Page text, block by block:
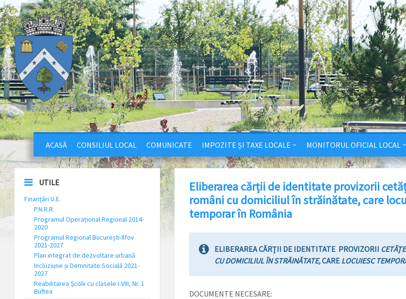
ACASĂ CONSILIUL LOCAL COMUNICATE IMPOZITE ȘI TAXE LOCALE MONITORUL OFICIAL LOCAL
Eliberarea cărții de identitate provizorii
români cu domiciliul în străinătate, care
temporar în România
ELIBERAREA CĂRŢII DE IDENTITATE PROVIZORII
CU DOMICILIUL ÎN STRĂINĂTATE,CARE LOCUIESC
DOCUMENTE NECESARE:
UTILE
Finanțări U.E.
P.N.R.R.
Programul Operațional Regional 2014-
2020
Programul Regional București-Ilfov
2021-2027
Plan integrat de dezvoltare urbană
Incluziune și Demnitate Socială 2021-
2027
Reabilitarea Școlii cu clasele I-VIII, Nr. 1
Buftea